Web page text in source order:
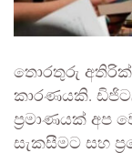
තොරතුරු
කාරණයකි.
ප්‍රමාණයක් අප
සැකසීමට සහ